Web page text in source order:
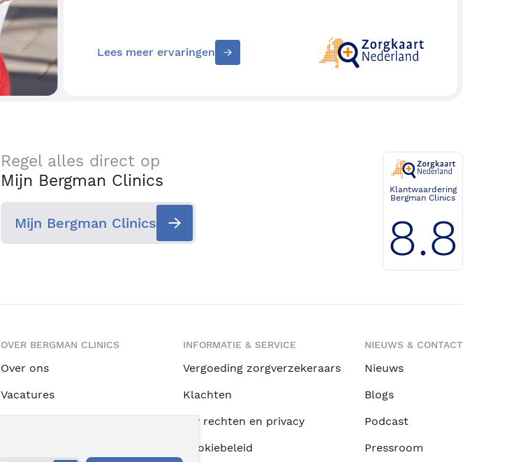
Lees meer ervaringen
Regel alles direct op
Mijn Bergman Clinics
Mijn Bergman Clinics
Klantwaardering
Bergman Clinics
8.8
OVER BERGMAN CLINICS
Over ons
Vacatures
INFORMATIE & SERVICE
Vergoeding zorgverzekeraars
Klachten
Uw rechten en privacy
Cookiebeleid
NIEUWS & CONTACT
Nieuws
Blogs
Podcast
Pressroom